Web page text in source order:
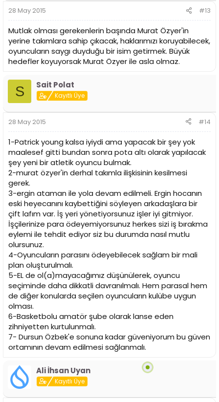
28 May 2015 #13
Mutlak olması gerekenlerin başında Murat Özyer'in
yerine takımlara sahip çıkacak, haklarımızı koruyabilecek,
oyuncuların saygı duyduğu bir isim getirmek. Büyük
hedefler koyuyorsak Murat Özyer ile asla olmaz.
S Sait Polat
Kayıtlı Üye
28 May 2015 #14
1-Patrick young kalsa iyiydi ama yapacak bir şey yok
maalesef gitti bundan sonra pota altı olarak yapılacak
şey yeni bir atletik oyuncu bulmak.
2-murat özyer'in derhal takımla ilişkisinin kesilmesi
gerek.
3-ergin ataman ile yola devam edilmeli. Ergin hocanın
eski heyecanını kaybettiğini söyleyen arkadaşlara bir
çift lafım var. İş yeri yönetiyorsunuz işler iyi gitmiyor.
İşçilerinize para ödeyemiyorsunuz herkes sizi iş bırakma
eylemi ile tehdit ediyor siz bu durumda nasıl mutlu
olursunuz.
4-Oyuncuların parasını ödeyebilecek sağlam bir mali
plan oluşturulmalı.
5-EL de ol(a)mayacağımız düşünülerek, oyuncu
seçiminde daha dikkatli davranılmalı. Hem parasal hem
de diğer konularda seçilen oyuncuların kulübe uygun
olması.
6-Basketbolu amatör şube olarak lanse eden
zihniyetten kurtulunmalı.
7- Dursun Özbek'e sonuna kadar güveniyorum bu güven
ortamının devam edilmesi sağlanmalı.
Ali İhsan Uyan
Kayıtlı Üye